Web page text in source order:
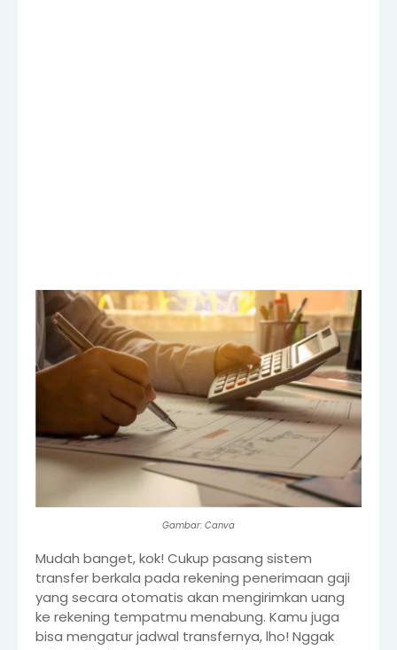
Gambar: Canva
Mudah banget, kok! Cukup pasang sistem
transfer berkala pada rekening penerimaan gaji
yang secara otomatis akan mengirimkan uang
ke rekening tempatmu menabung. Kamu juga
bisa mengatur jadwal transfernya, lho! Nggak